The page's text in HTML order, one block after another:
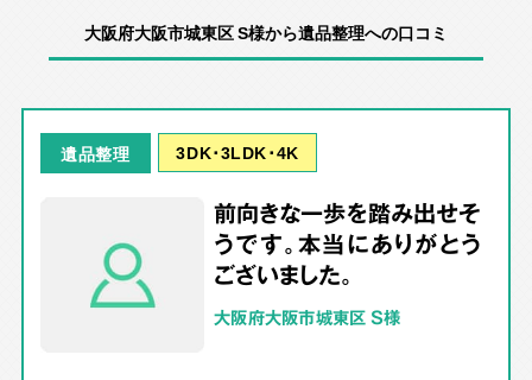
大阪府大阪市城東区 S様から遺品整理への口コミ
遺品整理 3DK･3LDK･4K
前向きな一歩を踏み出せそ
うです。本当にありがとう
ございました。
大阪府大阪市城東区 S様